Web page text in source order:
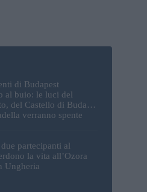
di Budapest
al buio: le luci del
del Castello di Buda e
verranno spente
partecipanti al
la vita all’Ozora
Ungheria